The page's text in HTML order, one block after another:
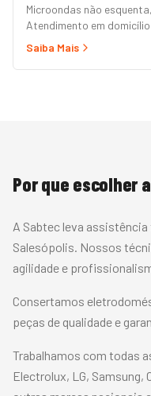
Microondas não
Atendimento em
Panasonic, LG,
Saiba Mais
Por que escolher a
A Sabtec leva
Salesópolis. Nossos
agilidade e
Consertamos
peças de qualidade e
Trabalhamos com todas
Electrolux, LG, Samsung,